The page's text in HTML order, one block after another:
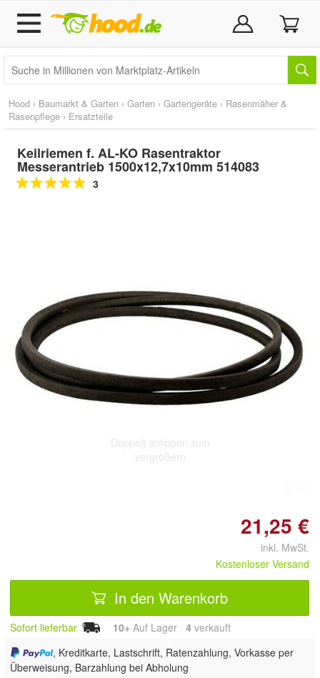
Hood › Baumarkt & Garten › Garten › Gartengeräte › Rasenmäher &
Rasenpflege › Ersatzteile
Keilriemen f. AL-KO Rasentraktor
Messerantrieb 1500x12,7x10mm 514083
3
Doppelt antippen zum
vergrößern
21,25 €
inkl. MwSt.
Kostenloser Versand
In den Warenkorb
Sofort lieferbar 10+ Auf Lager 4 verkauft
, Kreditkarte, Lastschrift, Ratenzahlung, Vorkasse per
Überweisung, Barzahlung bei Abholung